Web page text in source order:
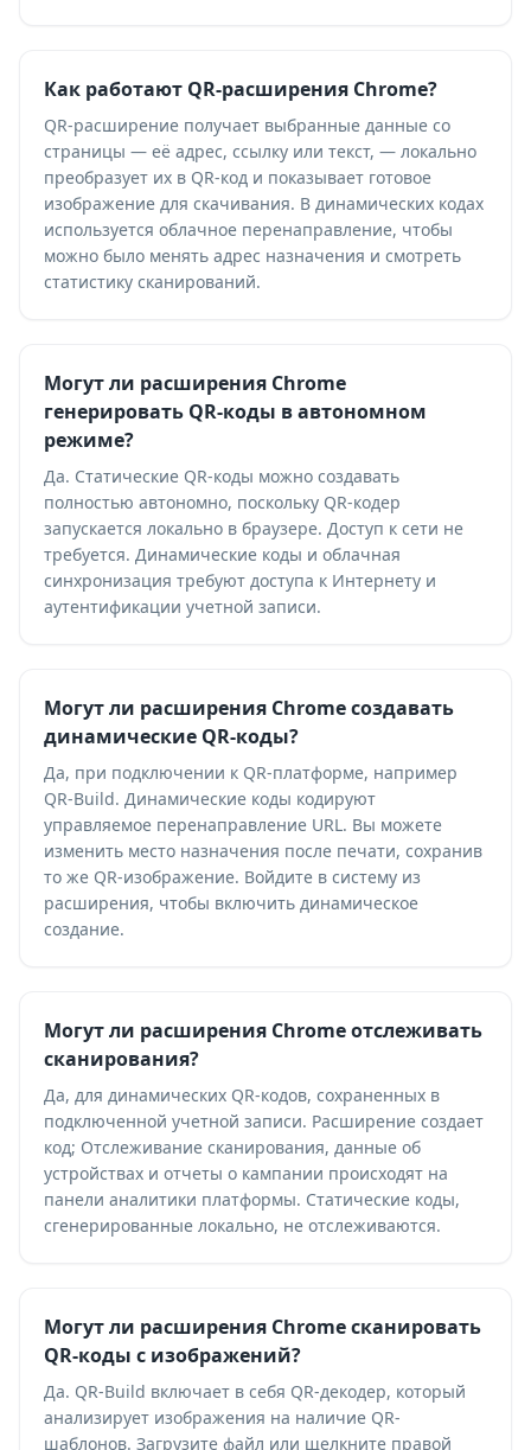
Как работают QR-расширения Chrome?
QR-расширение получает выбранные данные со
страницы — её адрес, ссылку или текст, — локально
преобразует их в QR-код и показывает готовое
изображение для скачивания. В динамических кодах
используется облачное перенаправление, чтобы
можно было менять адрес назначения и смотреть
статистику сканирований.
Могут ли расширения Chrome
генерировать QR-коды в автономном
режиме?
Да. Статические QR-коды можно создавать
полностью автономно, поскольку QR-кодер
запускается локально в браузере. Доступ к сети не
требуется. Динамические коды и облачная
синхронизация требуют доступа к Интернету и
аутентификации учетной записи.
Могут ли расширения Chrome создавать
динамические QR-коды?
Да, при подключении к QR-платформе, например
QR-Build. Динамические коды кодируют
управляемое перенаправление URL. Вы можете
изменить место назначения после печати, сохранив
то же QR-изображение. Войдите в систему из
расширения, чтобы включить динамическое
создание.
Могут ли расширения Chrome отслеживать
сканирования?
Да, для динамических QR-кодов, сохраненных в
подключенной учетной записи. Расширение создает
код; Отслеживание сканирования, данные об
устройствах и отчеты о кампании происходят на
панели аналитики платформы. Статические коды,
сгенерированные локально, не отслеживаются.
Могут ли расширения Chrome сканировать
QR-коды с изображений?
Да. QR-Build включает в себя QR-декодер, который
анализирует изображения на наличие QR-
шаблонов. Загрузите файл или щелкните правой